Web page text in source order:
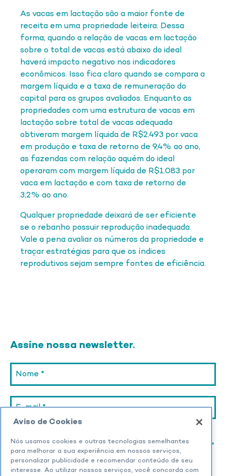
As vacas em lactação são a maior fonte de
receita em uma propriedade leiteira. Dessa
forma, quando a relação de vacas em lactação
sobre o total de vacas está abaixo do ideal
haverá impacto negativo nos indicadores
econômicos. Isso fica claro quando se compara a
margem líquida e a taxa de remuneração do
capital para os grupos avaliados. Enquanto as
propriedades com uma estrutura de vacas em
lactação sobre total de vacas adequada
obtiveram margem líquida de R$2.493 por vaca
em produção e taxa de retorno de 9,4% ao ano,
as fazendas com relação aquém do ideal
operaram com margem líquida de R$1.083 por
vaca em lactação e com taxa de retorno de
3,2% ao ano.
Qualquer propriedade deixará de ser eficiente
se o rebanho possuir reprodução inadequada.
Vale a pena avaliar os números da propriedade e
traçar estratégias para que os índices
reprodutivos sejam sempre fontes de eficiência.
Assine nossa newsletter.
Aviso de Cookies
Nós usamos cookies e outras tecnologias semelhantes
para melhorar a sua experiência em nossos serviços,
personalizar publicidade e recomendar conteúdo de seu
interesse. Ao utilizar nossos serviços, você concorda com